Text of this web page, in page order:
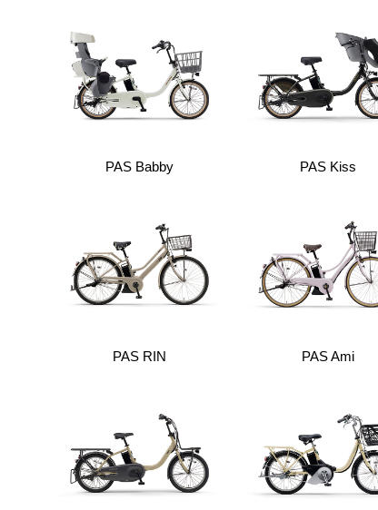
PAS Babby PAS Kiss
PAS RIN PAS Ami